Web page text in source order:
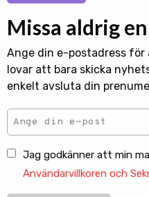
Missa aldrig
Ange din e-postadress
lovar att bara skicka
enkelt avsluta din
Jag godkänner att min
Användarvillkoren och